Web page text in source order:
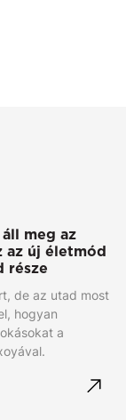
meg az
az új életmód
része
de az utad most
hogyan
a